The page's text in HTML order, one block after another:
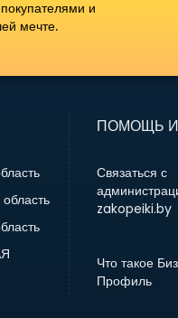
и
мечте.
ПОМОЩЬ
Связаться с
zakopeiki.by
Что такое
Профиль